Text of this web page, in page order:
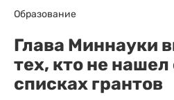
Образование
Глава Миннауки
тех, кто не нашел
списках грантов